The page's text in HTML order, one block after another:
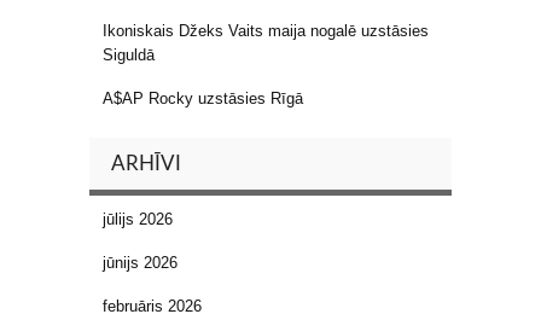
Ikoniskais Džeks Vaits maija nogalē uzstāsies
Siguldā
A$AP Rocky uzstāsies Rīgā
ARHĪVI
jūlijs 2026
jūnijs 2026
februāris 2026